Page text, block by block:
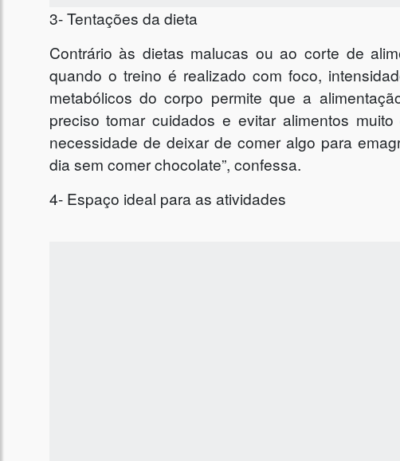
3- Tentações da dieta
Contrário às dietas malucas ou ao corte de
quando o treino é realizado com foco,
metabólicos do corpo permite que a
preciso tomar cuidados e evitar alimentos
necessidade de deixar de comer algo para
dia sem comer chocolate”, confessa.
4- Espaço ideal para as atividades